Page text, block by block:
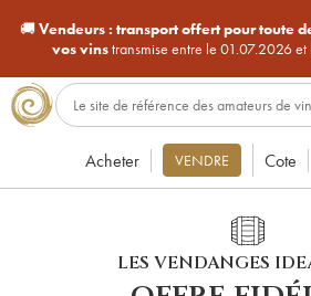
🚚Vendeurs : transport offert pour toute
vos vinstransmise entre le 01.07.2026
Acheter VENDRE Cote
LES VENDANGES